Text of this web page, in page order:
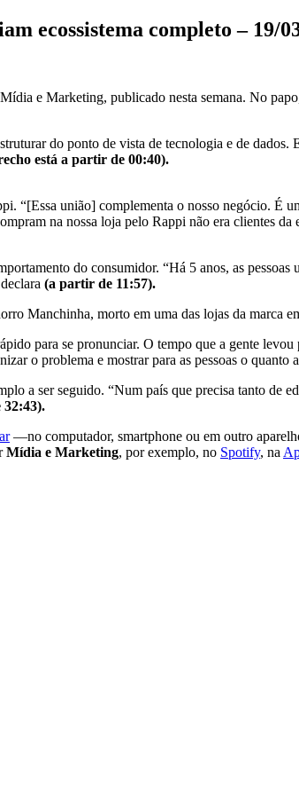
ecossistema completo – 19/
e Marketing, publicado nesta semana. No
do ponto de vista de tecnologia e de
está a partir de 00:40).
“[Essa união] complementa o nosso negócio. É
na nossa loja pelo Rappi não era clientes
do consumidor. “Há 5 anos, as
(a partir de 11:57).
Manchinha, morto em uma das lojas da marca
para se pronunciar. O tempo que a gente
o problema e mostrar para as pessoas o quanto
a ser seguido. “Num país que precisa tanto de
—no computador, smartphone ou em outro
Mídia e Marketing, por exemplo, no Spotify, na